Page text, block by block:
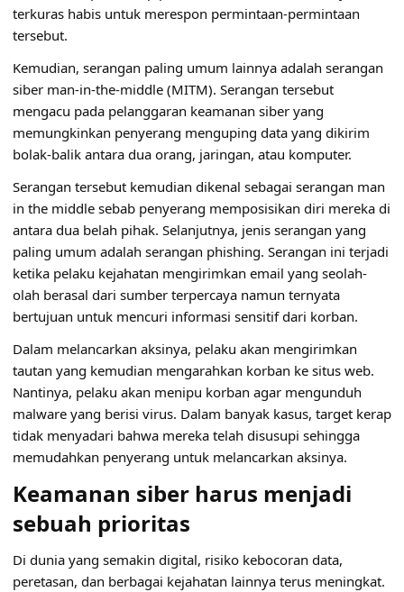
terkuras habis untuk merespon permintaan-permintaan
tersebut.
Kemudian, serangan paling umum lainnya adalah serangan
siber man-in-the-middle (MITM). Serangan tersebut
mengacu pada pelanggaran keamanan siber yang
memungkinkan penyerang menguping data yang dikirim
bolak-balik antara dua orang, jaringan, atau komputer.
Serangan tersebut kemudian dikenal sebagai serangan man
in the middle sebab penyerang memposisikan diri mereka di
antara dua belah pihak. Selanjutnya, jenis serangan yang
paling umum adalah serangan phishing. Serangan ini terjadi
ketika pelaku kejahatan mengirimkan email yang seolah-
olah berasal dari sumber terpercaya namun ternyata
bertujuan untuk mencuri informasi sensitif dari korban.
Dalam melancarkan aksinya, pelaku akan mengirimkan
tautan yang kemudian mengarahkan korban ke situs web.
Nantinya, pelaku akan menipu korban agar mengunduh
malware yang berisi virus. Dalam banyak kasus, target kerap
tidak menyadari bahwa mereka telah disusupi sehingga
memudahkan penyerang untuk melancarkan aksinya.
Keamanan siber harus menjadi
sebuah prioritas
Di dunia yang semakin digital, risiko kebocoran data,
peretasan, dan berbagai kejahatan lainnya terus meningkat.